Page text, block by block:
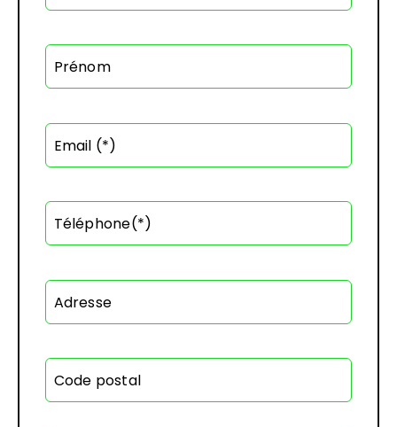
Prénom
Email (*)
Téléphone(*)
Adresse
Code postal